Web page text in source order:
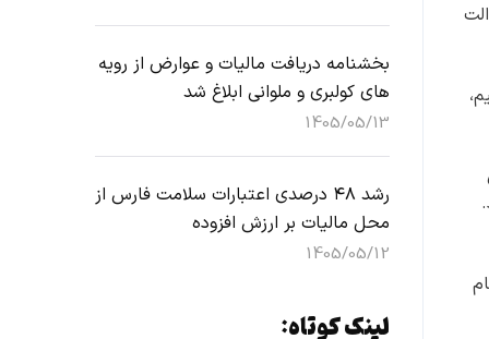
بخشنامه دریافت مالیات و عوارض از رویه
های کولبری و ملوانی ابلاغ شد
1405/05/13
رشد ۴۸ درصدی اعتبارات سلامت فارس از
محل مالیات بر ارزش افزوده
1405/05/12
لینک کوتاه: